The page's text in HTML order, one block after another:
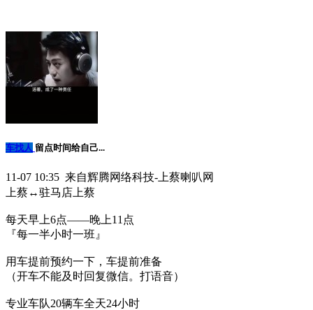
车找人 留点时间给自己...
11-07 10:35 来自辉腾网络科技-上蔡喇叭网
上蔡↔️驻马店上蔡
每天早上6点——晚上11点
『每一半小时一班』
用车提前预约一下，车提前准备
（开车不能及时回复微信。打语音）
专业车队20辆车全天24小时